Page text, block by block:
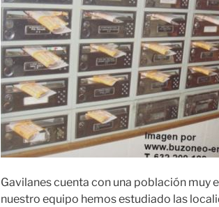
Gavilanes cuenta con una población muy
nuestro equipo hemos estudiado las